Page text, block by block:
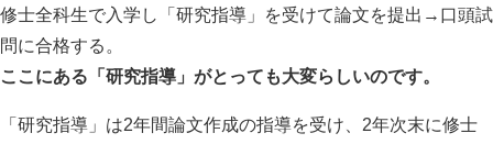
修士全科生で入学し「研究指導」を受けて論文を提出→口頭試
問に合格する。
ここにある「研究指導」がとっても大変らしいのです。
「研究指導」は2年間論文作成の指導を受け、2年次末に修士